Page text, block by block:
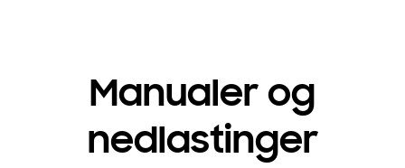
Manualer og
nedlastinger